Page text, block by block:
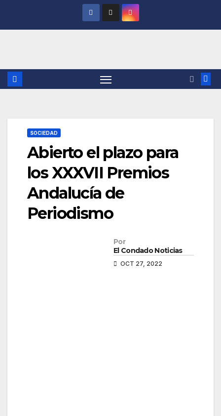
SOCIEDAD
Abierto el plazo para
los XXXVII Premios
Andalucía de
Periodismo
Por
El Condado Noticias
OCT 27, 2022